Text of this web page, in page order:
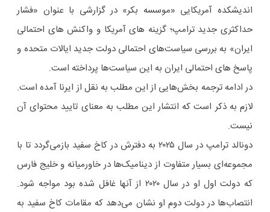
اندیشکده آمریکایی «موسسه بکر» در گزارشی با عنوان «فشار
حداکثری جدید ترامپ؛ گزینه های آمریکا و واکنش های احتمالی
ایران» به بررسی سیاست‌های احتمالی دولت جدید ایالات متحده و
پاسخ های احتمالی ایران به این سیاست‌ها پرداخته است.
در ادامه ترجمه بخش‌هایی از این مطلب به نقل از ایرنا آمده است.
‌لازم به ذکر است که انتشار این مطلب به معنای تایید محتوای آن
نیست.
دونالد ترامپ در سال ۲۰۲۵ به دفترش در کاخ سفید بازمی‌گردد تا با
مجموعه‌ای بسیار متفاوت از دینامیک‌ها در خاورمیانه و خلیج فارس
که دولت اول او در سال ۲۰۲۰ از آنها غافل شده بود مواجه شود.
انتصاب‌ها در دولت دوم او نشان می‌دهد که مقامات کاخ سفید به